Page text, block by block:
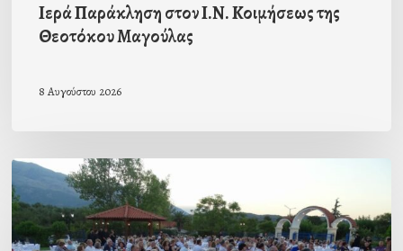
Ιερά Παράκληση στον Ι.Ν. Κοιμήσεως της
Θεοτόκου Μαγούλας
8 Αυγούστου 2026
Πρόσκληση
προς
τους